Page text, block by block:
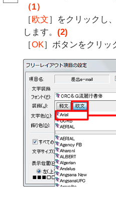
（1）
［ 欧文］をクリックし
します。 (2)
［OK］ボタンをクリッ